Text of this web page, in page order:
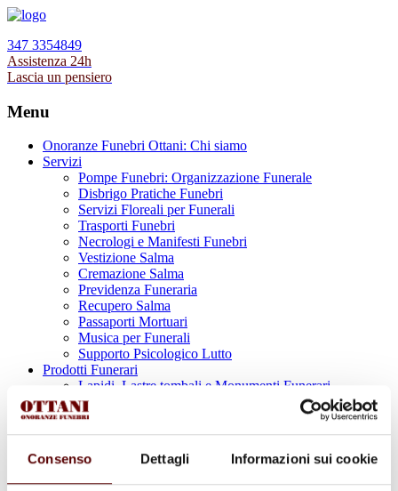
Consenso Dettagli Informazioni sui cookie
347 3354849
Assistenza 24h
Lascia un pensiero
Menu
Onoranze Funebri Ottani: Chi siamo
Servizi
Pompe Funebri: Organizzazione Funerale
Disbrigo Pratiche Funebri
Servizi Floreali per Funerali
Trasporti Funebri
Necrologi e Manifesti Funebri
Vestizione Salma
Cremazione Salma
Previdenza Funeraria
Recupero Salma
Passaporti Mortuari
Musica per Funerali
Supporto Psicologico Lutto
Prodotti Funerari
Lapidi, Lastre tombali e Monumenti Funerari
Urne Cinerarie
Allestimento Funebre
Cofani Funebri
In caso di decesso
Necrologi
News